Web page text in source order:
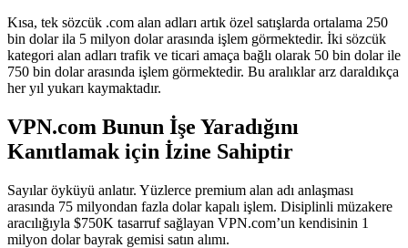
Kısa, tek sözcük .com alan adları artık özel satışlarda ortalama 250
bin dolar ila 5 milyon dolar arasında işlem görmektedir. İki sözcük
kategori alan adları trafik ve ticari amaça bağlı olarak 50 bin dolar ile
750 bin dolar arasında işlem görmektedir. Bu aralıklar arz daraldıkça
her yıl yukarı kaymaktadır.
VPN.com Bunun İşe Yaradığını
Kanıtlamak için İzine Sahiptir
Sayılar öyküyü anlatır. Yüzlerce premium alan adı anlaşması
arasında 75 milyondan fazla dolar kapalı işlem. Disiplinli müzakere
aracılığıyla $750K tasarruf sağlayan VPN.com’un kendisinin 1
milyon dolar bayrak gemisi satın alımı.